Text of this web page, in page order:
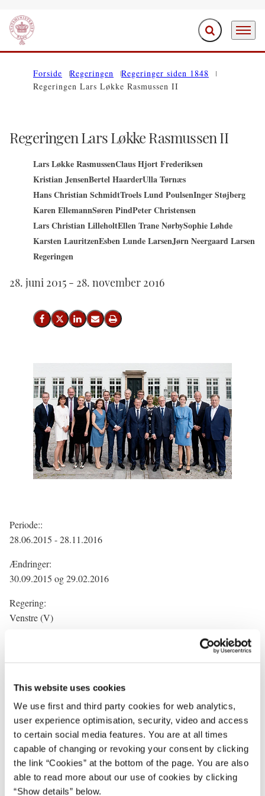
This website uses cookies
We use first and third party cookies for web analytics,
user experience optimisation, security, video and access
to certain social media features. You are at all times
capable of changing or revoking your consent by clicking
the link “Cookies” at the bottom of the page. You are also
able to read more about our use of cookies by clicking
“Show details” below.
Gå til forsiden Fold søgefelt ud
Menu
Forside Regeringen
Regeringer siden 1848
Regeringen Lars Løkke Rasmussen II
Regeringen Lars Løkke Rasmussen II
Lars Løkke RasmussenClaus Hjort Frederiksen
Kristian JensenBertel HaarderUlla Tørnæs
Hans Christian SchmidtTroels Lund PoulsenInger Støjberg
Karen EllemannSøren PindPeter Christensen
Lars Christian LilleholtEllen Trane NørbySophie Løhde
Karsten LauritzenEsben Lunde LarsenJørn Neergaard Larsen
Regeringen
28. juni 2015 - 28. november 2016
Del på Facebook
Del på X (Twitter)
Del på LinkedIn
Send email
Print
Periode::
28.06.2015 - 28.11.2016
Ændringer:
30.09.2015 og 29.02.2016
Regering:
Venstre (V)
Bertel Haarder (V), Kulturminister og kirkeminister
Ulla Tørnæs (V), Uddannelses- og forskningsminister (fra
29.02.2016)
Hans Christian Schmidt (V), Transport- og bygningsminister
Eva Kjer Hansen (V), Miljø- og fødevareminister (til 29.02.2016)
Troels Lund Poulsen (V), Erhvervs- og vækstminister
Inger Støjberg (V), Udlændinge-, integrations- og boligminister
Karen Ellemann (V), Social- og indenrigsminister